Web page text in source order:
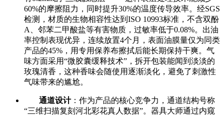
60%的摩擦阻力，同时提升30%的温度传导效率。经SGS
检测，材质的生物相容性达到ISO 10993标准，不含双酚
A、邻苯二甲酸盐等有害物质，过敏率低于0.08%。出油
率控制表现优异，连续放置4个月，表面油膜量仅为同类
产品的45%，用专用保养布擦拭后能长期保持干爽。气
味方面采用“微胶囊缓释技术”，拆开包装能闻到淡淡的
玫瑰清香，这种香味会随使用逐渐淡化，避免了刺激性
气味带来的尴尬。
通道设计：作为产品的核心竞争力，通道结构号称
“三维扫描复刻河北彩花真人数据”。器具大师通过内窥